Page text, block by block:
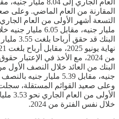
المقارنة من العام الماضي. وعلى
البنك قد
من 2024، مع الأخذ في
جنيه، مقابل 5.39 مليار
وعلى صعيد القوائم المستقلة،
خلال نفس الفترة من 2024.